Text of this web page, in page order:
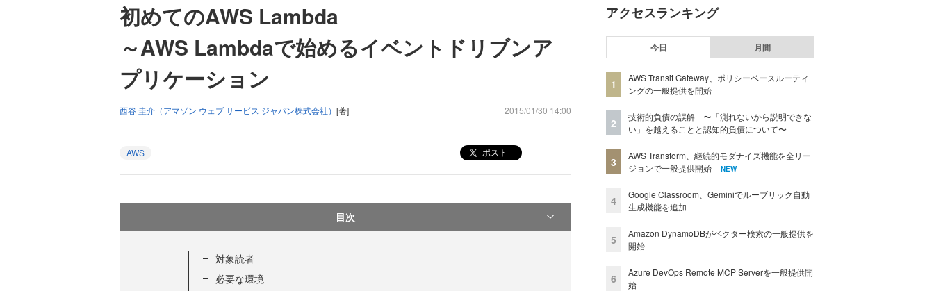
初めてのAWS Lambda
～AWS Lambdaで始めるイベントドリブンア
プリケーション
西谷 圭介（アマゾン ウェブ サービス ジャパン株式会社） [著] 2015/01/30 14:00
AWS ポスト
目次
対象読者
必要な環境
アクセスランキング
今日 月間
1
AWS Transit Gateway、ポリシーベースルーティ
ングの一般提供を開始
2
技術的負債の誤解 〜「測れないから説明できな
い」を越えることと認知的負債について〜
3
AWS Transform、継続的モダナイズ機能を全リー
ジョンで一般提供開始
NEW
4
Google Classroom、Geminiでルーブリック自動
生成機能を追加
5
Amazon DynamoDBがベクター検索の一般提供を
開始
6
Azure DevOps Remote MCP Serverを一般提供開
始